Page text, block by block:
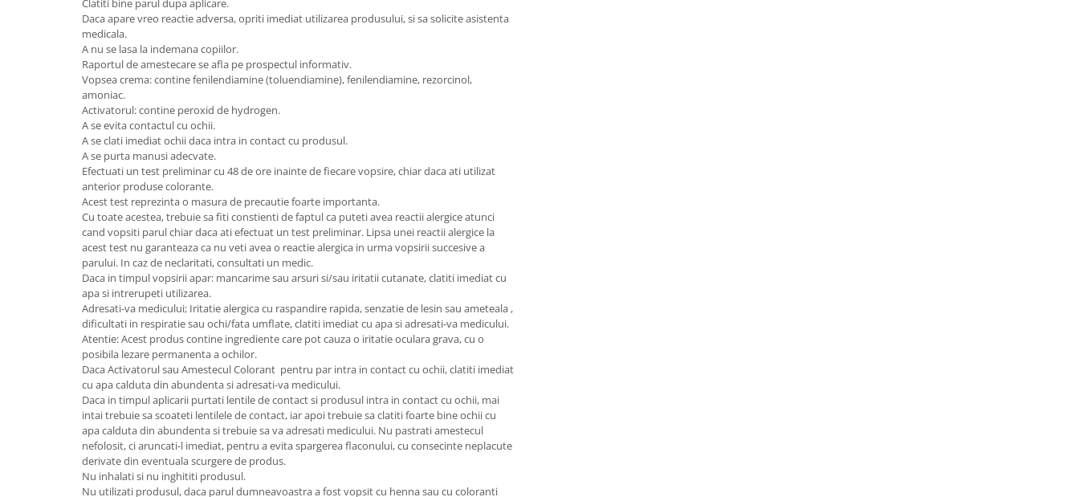
Clatiti bine parul dupa aplicare.
Daca apare vreo reactie adversa, opriti imediat utilizarea produsului, si sa solicite asistenta
medicala.
A nu se lasa la indemana copiilor.
Raportul de amestecare se afla pe prospectul informativ.
Vopsea crema: contine fenilendiamine (toluendiamine), fenilendiamine, rezorcinol,
amoniac.
Activatorul: contine peroxid de hydrogen.
A se evita contactul cu ochii.
A se clati imediat ochii daca intra in contact cu produsul.
A se purta manusi adecvate.
Efectuati un test preliminar cu 48 de ore inainte de fiecare vopsire, chiar daca ati utilizat
anterior produse colorante.
Acest test reprezinta o masura de precautie foarte importanta.
Cu toate acestea, trebuie sa fiti constienti de faptul ca puteti avea reactii alergice atunci
cand vopsiti parul chiar daca ati efectuat un test preliminar. Lipsa unei reactii alergice la
acest test nu garanteaza ca nu veti avea o reactie alergica in urma vopsirii succesive a
parului. In caz de neclaritati, consultati un medic.
Daca in timpul vopsirii apar: mancarime sau arsuri si/sau iritatii cutanate, clatiti imediat cu
apa si intrerupeti utilizarea.
Adresati-va medicului; Iritatie alergica cu raspandire rapida, senzatie de lesin sau ameteala ,
dificultati in respiratie sau ochi/fata umflate, clatiti imediat cu apa si adresati-va medicului.
Atentie: Acest produs contine ingrediente care pot cauza o iritatie oculara grava, cu o
posibila lezare permanenta a ochilor.
Daca Activatorul sau Amestecul Colorant pentru par intra in contact cu ochii, clatiti imediat
cu apa calduta din abundenta si adresati-va medicului.
Daca in timpul aplicarii purtati lentile de contact si produsul intra in contact cu ochii, mai
intai trebuie sa scoateti lentilele de contact, iar apoi trebuie sa clatiti foarte bine ochii cu
apa calduta din abundenta si trebuie sa va adresati medicului. Nu pastrati amestecul
nefolosit, ci aruncati-l imediat, pentru a evita spargerea flaconului, cu consecinte neplacute
derivate din eventuala scurgere de produs.
Nu inhalati si nu inghititi produsul.
Nu utilizati produsul, daca parul dumneavoastra a fost vopsit cu henna sau cu coloranti